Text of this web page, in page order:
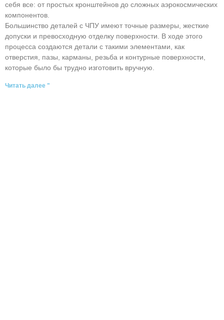
себя все: от простых кронштейнов до сложных аэрокосмических
компонентов.
Большинство деталей с ЧПУ имеют точные размеры, жесткие
допуски и превосходную отделку поверхности. В ходе этого
процесса создаются детали с такими элементами, как
отверстия, пазы, карманы, резьба и контурные поверхности,
которые было бы трудно изготовить вручную.
Читать далее "